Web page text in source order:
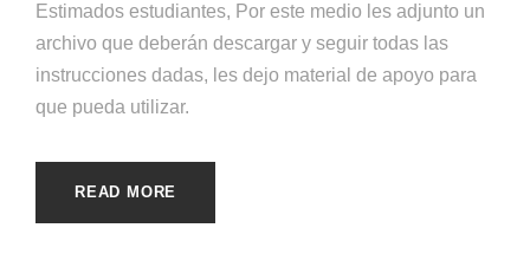
Estimados estudiantes, Por este medio les adjunto un
archivo que deberán descargar y seguir todas las
instrucciones dadas, les dejo material de apoyo para
que pueda utilizar.
READ MORE